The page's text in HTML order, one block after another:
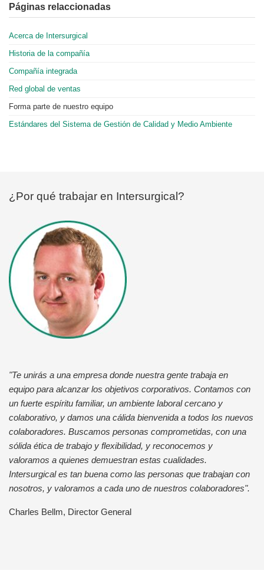
Páginas relaccionadas
Acerca de Intersurgical
Historia de la compañía
Compañía integrada
Red global de ventas
Forma parte de nuestro equipo
Estándares del Sistema de Gestión de Calidad y Medio Ambiente
¿Por qué trabajar en Intersurgical?
"Te unirás a una empresa donde nuestra gente trabaja en
equipo para alcanzar los objetivos corporativos. Contamos con
un fuerte espíritu familiar, un ambiente laboral cercano y
colaborativo, y damos una cálida bienvenida a todos los nuevos
colaboradores. Buscamos personas comprometidas, con una
sólida ética de trabajo y flexibilidad, y reconocemos y
valoramos a quienes demuestran estas cualidades.
Intersurgical es tan buena como las personas que trabajan con
nosotros, y valoramos a cada uno de nuestros colaboradores".
Charles Bellm, Director General